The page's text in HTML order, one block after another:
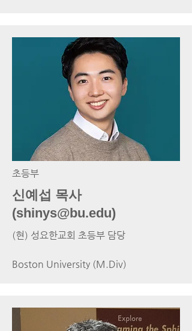
초등부
신예섭 목사
(shinys@bu.edu)
(현) 성요한교회 초등부 담당
Boston University (M.Div)